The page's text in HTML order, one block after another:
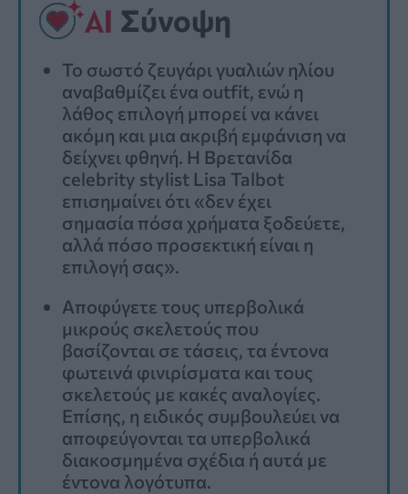
Σύνοψη
Το σωστό ζευγάρι γυαλιών ηλίου
αναβαθμίζει ένα outfit, ενώ η
λάθος επιλογή μπορεί να κάνει
ακόμη και μια ακριβή εμφάνιση να
δείχνει φθηνή. Η Βρετανίδα
celebrity stylist Lisa Talbot
επισημαίνει ότι «δεν έχει
σημασία πόσα χρήματα ξοδεύετε,
αλλά πόσο προσεκτική είναι η
επιλογή σας».
Αποφύγετε τους υπερβολικά
μικρούς σκελετούς που
βασίζονται σε τάσεις, τα έντονα
φωτεινά φινιρίσματα και τους
σκελετούς με κακές αναλογίες.
Επίσης, η ειδικός συμβουλεύει να
αποφεύγονται τα υπερβολικά
διακοσμημένα σχέδια ή αυτά με
έντονα λογότυπα.